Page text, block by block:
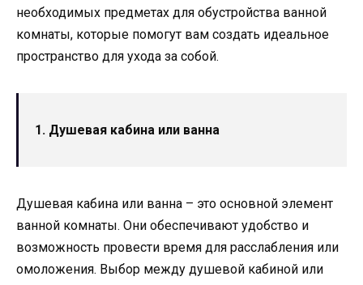
необходимых предметах для обустройства ванной
комнаты, которые помогут вам создать идеальное
пространство для ухода за собой.
1. Душевая кабина или ванна
Душевая кабина или ванна – это основной элемент
ванной комнаты. Они обеспечивают удобство и
возможность провести время для расслабления или
омоложения. Выбор между душевой кабиной или